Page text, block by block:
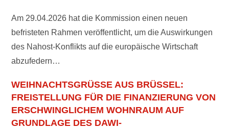
Am 29.04.2026 hat die Kommission einen neuen
befristeten Rahmen veröffentlicht, um die Auswirkungen
des Nahost-Konflikts auf die europäische Wirtschaft
abzufedern…
WEIHNACHTSGRÜSSE AUS BRÜSSEL: F
REISTELLUNG FÜR DIE FINANZIERUNG VON E
RSCHWINGLICHEM WOHNRAUM AUF G
RUNDLAGE DES DAWI-F